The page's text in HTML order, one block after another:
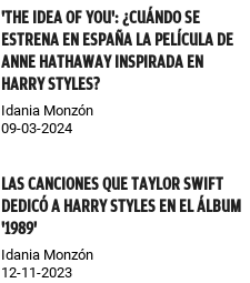
'THE IDEA OF YOU': ¿CUÁNDO SE
ESTRENA EN ESPAÑA LA PELÍCULA DE
ANNE HATHAWAY INSPIRADA EN
HARRY STYLES?
Idania Monzón
09-03-2024
LAS CANCIONES QUE TAYLOR SWIFT
DEDICÓ A HARRY STYLES EN EL ÁLBUM
'1989'
Idania Monzón
12-11-2023